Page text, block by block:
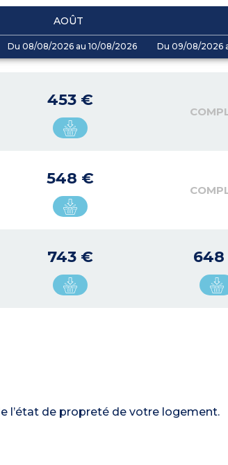
AOÛT
Du 08/08/2026 au 10/08/2026 Du 09/08/2026
453 €
548 €
743 €
l’état de propreté de votre logement.